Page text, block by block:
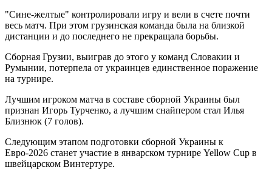
"Сине-желтые" контролировали игру и вели в счете почти
весь матч. При этом грузинская команда была на близкой
дистанции и до последнего не прекращала борьбы.
Сборная Грузии, выиграв до этого у команд Словакии и
Румынии, потерпела от украинцев единственное поражение
на турнире.
Лучшим игроком матча в составе сборной Украины был
признан Игорь Турченко, а лучшим снайпером стал Илья
Близнюк (7 голов).
Следующим этапом подготовки сборной Украины к
Евро-2026 станет участие в январском турнире Yellow Cup в
швейцарском Винтертуре.